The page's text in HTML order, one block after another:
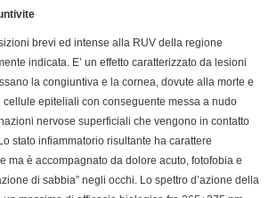
brevi ed intense alla RUV della regione
indicata. E’ un effetto caratterizzato da lesioni
la congiuntiva e la cornea, dovute alla morte e
epiteliali con conseguente messa a nudo
nervose superficiali che vengono in contatto
stato infiammatorio risultante ha carattere
ma è accompagnato da dolore acuto, fotofobia e
di sabbia” negli occhi. Lo spettro d’azione della